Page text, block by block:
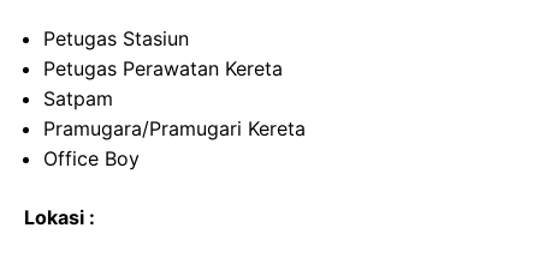
Petugas Stasiun
Petugas Perawatan Kereta
Satpam
Pramugara/Pramugari Kereta
Office Boy
Lokasi :